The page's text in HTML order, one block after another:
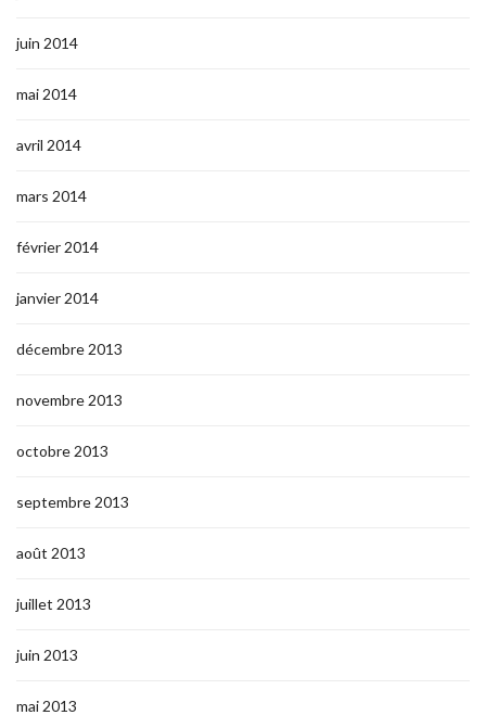
juin 2014
mai 2014
avril 2014
mars 2014
février 2014
janvier 2014
décembre 2013
novembre 2013
octobre 2013
septembre 2013
août 2013
juillet 2013
juin 2013
mai 2013